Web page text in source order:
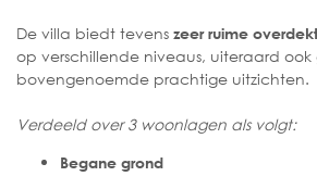
De villa biedt tevens zeer ruime
op verschillende niveaus, uiteraard
bovengenoemde prachtige uitzichten.
Verdeeld over 3 woonlagen als volgt:
Begane grond